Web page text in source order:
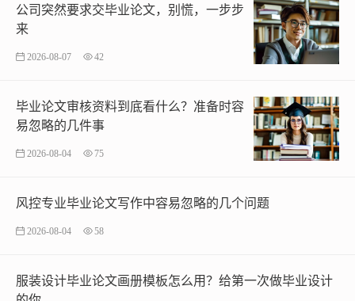
公司突然要求交毕业论文，别慌，一步步
来
2026-08-07 42
毕业论文审核资料到底看什么？准备时容
易忽略的几件事
2026-08-04 75
风控专业毕业论文写作中容易忽略的几个问题
2026-08-04 58
服装设计毕业论文画册模板怎么用？给第一次做毕业设计